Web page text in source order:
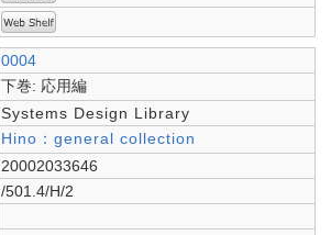
0004
下巻: 応用編
Systems Design Library
Hino：general collection
20002033646
/501.4/H/2